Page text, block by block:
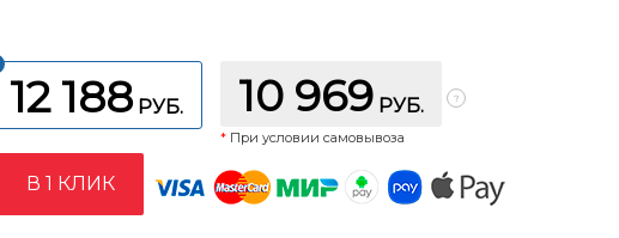
12 188 РУБ. 10 969 РУБ.
* При условии самовывоза
В 1 КЛИК